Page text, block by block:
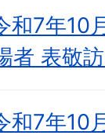
和7年
者 表敬
和7年10